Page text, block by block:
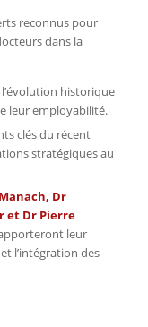
reconnus pour
dans la
historique
leur employabilité.
clés du récent
stratégiques au
Dr
et Dr Pierre
leur
l’intégration des